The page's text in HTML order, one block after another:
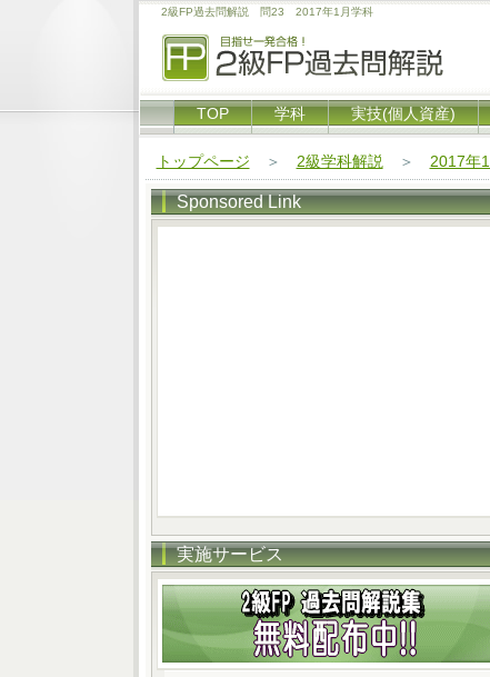
2級FP過去問解説 問23 2017年1月学科
TOP 学科 実技(個人資産)
トップページ ＞ 2級学科解説 ＞ 2017年
Sponsored Link
実施サービス